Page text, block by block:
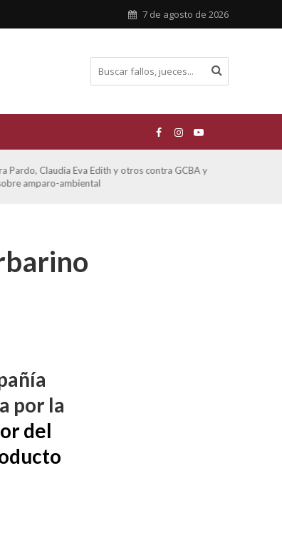
7 de agosto de 2026
Pardo, Claudia Eva Edith y otros contra GCBA y
amparo-ambiental
por la
del